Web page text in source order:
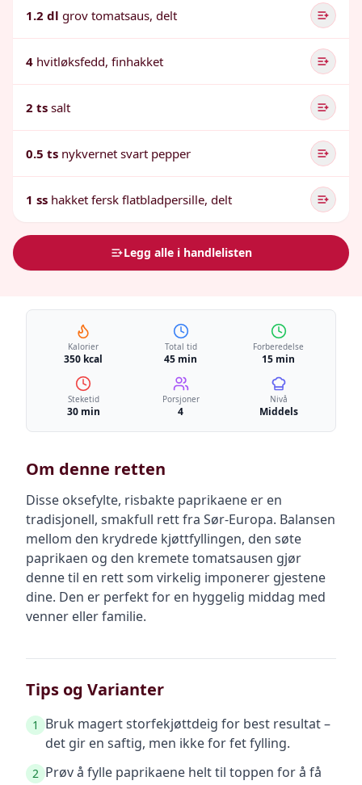
1.2 dl grov tomatsaus, delt
4 hvitløksfedd, finhakket
2 ts salt
0.5 ts nykvernet svart pepper
1 ss hakket fersk flatbladpersille, delt
Legg alle i handlelisten
Kalorier
350 kcal
Total tid
45 min
Forberedelse
15 min
Steketid
30 min
Porsjoner
4
Nivå
Middels
Om denne retten
Disse oksefylte, risbakte paprikaene er en
tradisjonell, smakfull rett fra Sør-Europa. Balansen
mellom den krydrede kjøttfyllingen, den søte
paprikaen og den kremete tomatsausen gjør
denne til en rett som virkelig imponerer gjestene
dine. Den er perfekt for en hyggelig middag med
venner eller familie.
Tips og Varianter
1
Bruk magert storfekjøttdeig for best resultat –
det gir en saftig, men ikke for fet fylling.
2 Prøv å fylle paprikaene helt til toppen for å få